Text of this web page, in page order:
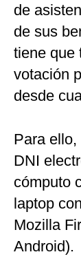
de
de sus
tiene que
votación
desde
Para
DNI
cómputo
laptop
Mozilla
Android).